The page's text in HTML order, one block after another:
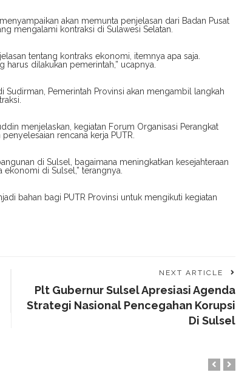
akan memunta penjelasan dari Badan Pusat
mengalami kontraksi di Sulawesi Selatan.
tentang kontraks ekonomi, itemnya apa saja.
dilakukan pemerintah,” ucapnya.
Sudirman, Pemerintah Provinsi akan mengambil langkah
menjelaskan, kegiatan Forum Organisasi Perangkat
rencana kerja PUTR.
di Sulsel, bagaimana meningkatkan kesejahteraan
di Sulsel,” terangnya.
bahan bagi PUTR Provinsi untuk mengikuti kegiatan
NEXT ARTICLE
Plt Gubernur Sulsel Apresiasi Agenda
Strategi Nasional Pencegahan Korupsi
Di Sulsel